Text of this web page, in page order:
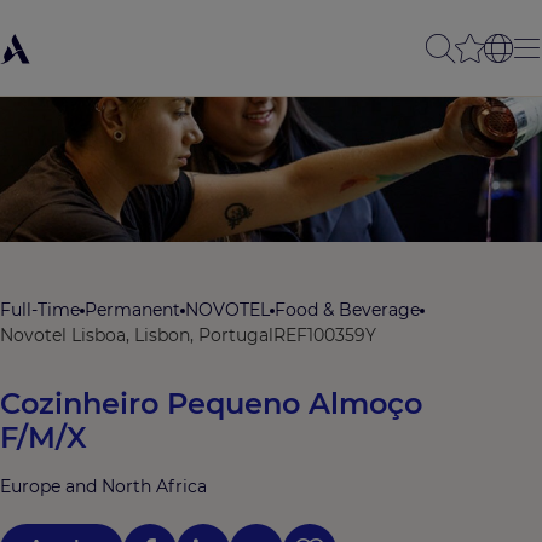
Full-Time Permanent NOVOTEL Food & Beverage
Novotel Lisboa, Lisbon, PortugalREF100359Y
Cozinheiro Pequeno Almoço
F/M/X
Europe and North Africa